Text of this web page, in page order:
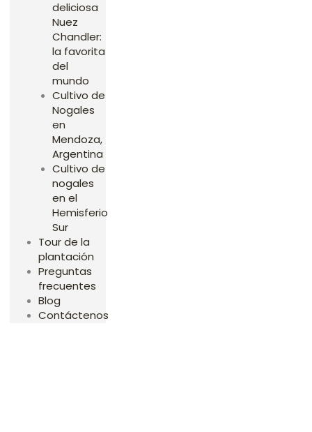
deliciosa
Nuez
Chandler:
la favorita
del
mundo
Cultivo de
Nogales
en
Mendoza,
Argentina
Cultivo de
nogales
en el
Hemisferio
Sur
Tour de la
plantación
Preguntas
frecuentes
Blog
Contáctenos